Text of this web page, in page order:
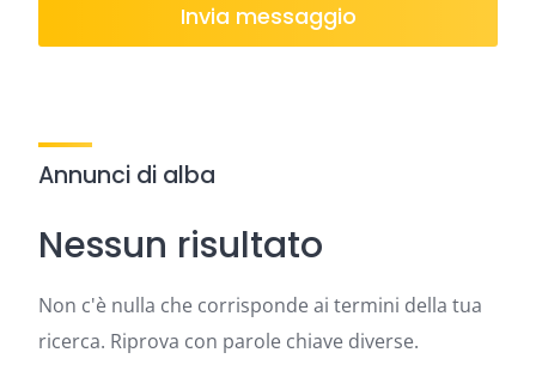
Invia messaggio
Annunci di alba
Nessun risultato
Non c'è nulla che corrisponde ai termini della tua
ricerca. Riprova con parole chiave diverse.